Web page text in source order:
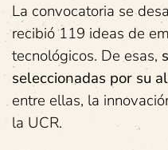
La convocatoria se
recibió 119 ideas de
tecnológicos. De esas,
seleccionadas por su
entre ellas, la
la UCR.